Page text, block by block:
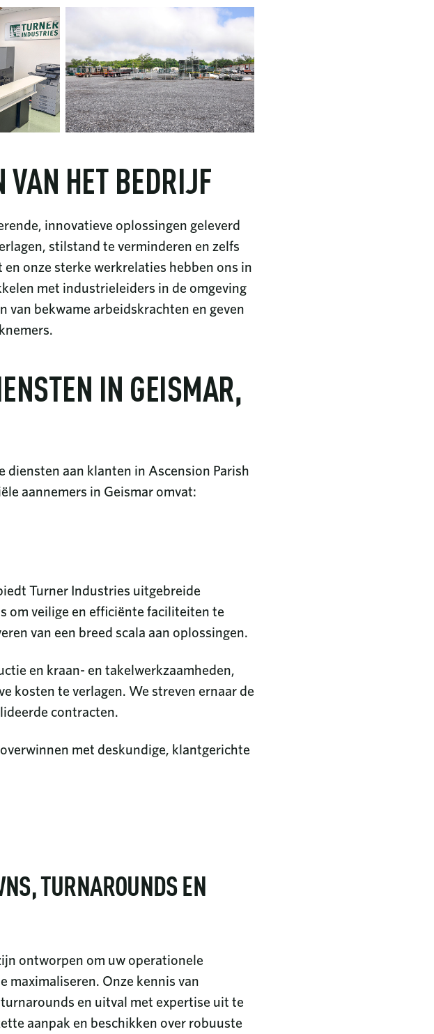
VAN HET BEDRIJF
innovatieve oplossingen geleverd
stilstand te verminderen en zelfs
onze sterke werkrelaties hebben ons in
met industrieleiders in de omgeving
van bekwame arbeidskrachten en geven
IN GEISMAR,
aan klanten in Ascension Parish
aannemers in Geismar omvat:
Turner Industries uitgebreide
om veilige en efficiënte faciliteiten te
van een breed scala aan oplossingen.
en kraan- en takelwerkzaamheden,
kosten te verlagen. We streven ernaar de
contracten.
met deskundige, klantgerichte
TURNAROUNDS EN
ontworpen om uw operationele
Onze kennis van
en uitval met expertise uit te
aanpak en beschikken over robuuste